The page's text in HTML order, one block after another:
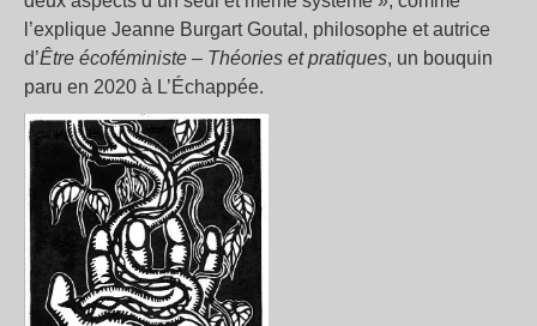
l’explique Jeanne Burgart Goutal, philosophe et autrice
d’Être écoféministe – Théories et pratiques, un bouquin
paru en 2020 à L’Échappée.